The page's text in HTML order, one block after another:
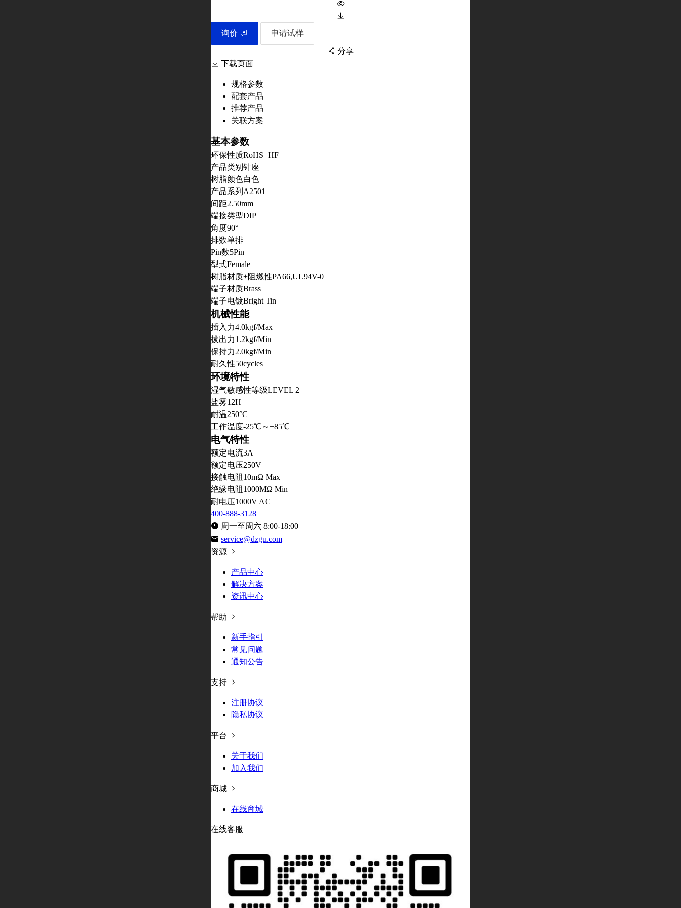
询价 申请试样
分享
下载页面
规格参数
配套产品
推荐产品
关联方案
基本参数
环保性质RoHS+HF
产品类别 针座
树脂颜色白色
产品系列 A2501
间距2.50mm
端接类型DIP
角度90°
排数单排
Pin数5Pin
型式Female
树脂材质+阻燃性PA66,UL94V-0
端子材质Brass
端子电镀Bright Tin
机械性能
插入力4.0kgf/Max
拔出力1.2kgf/Min
保持力2.0kgf/Min
耐久性50cycles
环境特性
湿气敏感性等级LEVEL 2
盐雾12H
耐温250°C
工作温度-25℃～+85℃
电气特性
额定电流3A
额定电压250V
接触电阻 10mΩ Max
绝缘电阻 1000MΩ Min
耐电压1000V AC
400-888-3128
周一至周六 8:00-18:00
service@dzgu.com
资源
产品中心
解决方案
资讯中心
帮助
新手指引
常见问题
通知公告
支持
注册协议
隐私协议
平台
关于我们
加入我们
商城
在线商城
在线客服